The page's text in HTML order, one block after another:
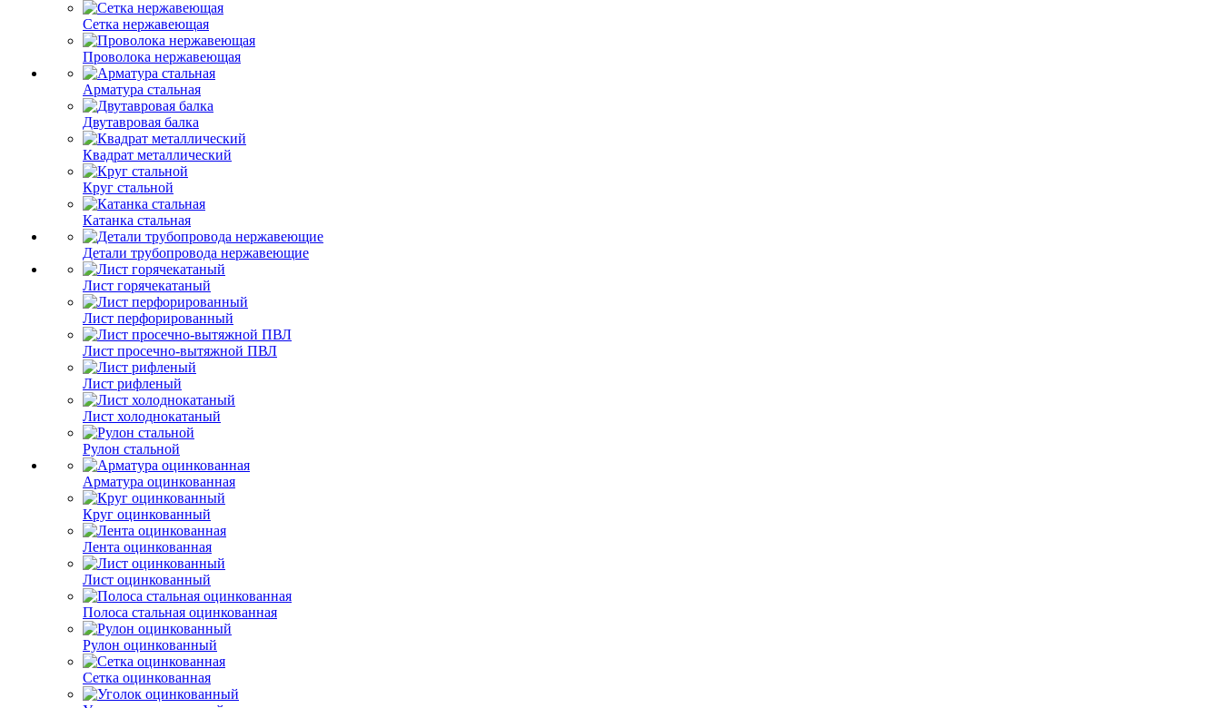
Сетка нержавеющая
Проволока нержавеющая
Арматура стальная
Двутавровая балка
Квадрат металлический
Круг стальной
Катанка стальная
Детали трубопровода нержавеющие
Лист горячекатаный
Лист перфорированный
Лист просечно-вытяжной ПВЛ
Лист рифленый
Лист холоднокатаный
Рулон стальной
Арматура оцинкованная
Круг оцинкованный
Лента оцинкованная
Лист оцинкованный
Полоса стальная оцинкованная
Рулон оцинкованный
Сетка оцинкованная